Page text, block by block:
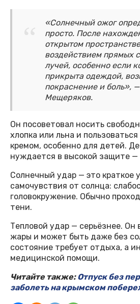
«Солнечный ожог
просто. После
открытом
воздействием прямых
лучей, особенно если
прикрыта одеждой,
покраснение и боль»,
Мещеряков.
Он посоветовал носить
хлопка или льна и
кремом, особенно для детей.
нуждается в высокой защите —
Солнечный удар — это краткое
самочувствия от солнца:
головокружение. Обычно
тени.
Тепловой удар — серьёзнее. Он
жары и может быть даже без
состояние требует отдыха, а
медицинской помощи.
Читайте также:Отпуск без
заболеть на крымском